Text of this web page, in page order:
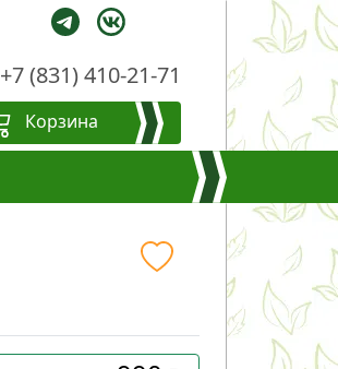
+7 (831) 410-21-71
Корзина